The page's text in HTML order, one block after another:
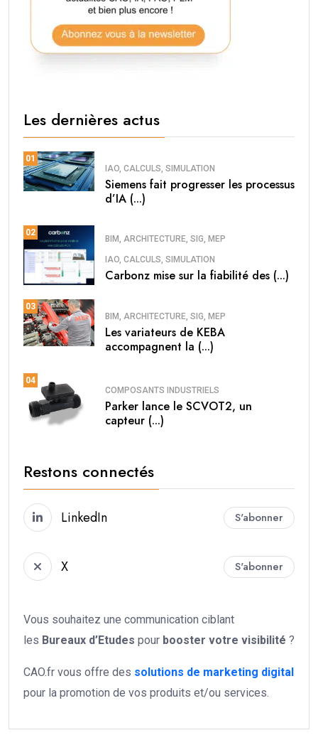
Les dernières actus
01
IAO, CALCULS, SIMULATION
Siemens fait progresser les processus
d’IA (...)
02
BIM, ARCHITECTURE, SIG, MEP
IAO, CALCULS, SIMULATION
Carbonz mise sur la fiabilité des (...)
03
BIM, ARCHITECTURE, SIG, MEP
Les variateurs de KEBA
accompagnent la (...)
04
COMPOSANTS INDUSTRIELS
Parker lance le SCVOT2, un
capteur (...)
Restons connectés
LinkedIn S'abonner
X S'abonner
Vous souhaitez une communication ciblant
les Bureaux d’Etudes pour booster votre visibilité ?
CAO.fr vous offre des solutions de marketing digital
pour la promotion de vos produits et/ou services.